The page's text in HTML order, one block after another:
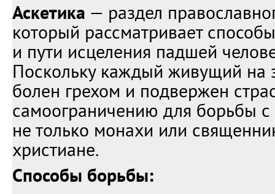
Аскетика — раздел
который рассматривает
и пути исцеления падшей
Поскольку каждый живущий на
болен грехом и подвержен
самоограничению для борьбы
не только монахи или
христиане.
Способы борьбы: